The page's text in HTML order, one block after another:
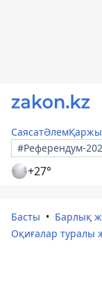
СаясатӘлемҚаржы
#Референдум-
+27°
Басты
Барлық
Оқиғалар туралы